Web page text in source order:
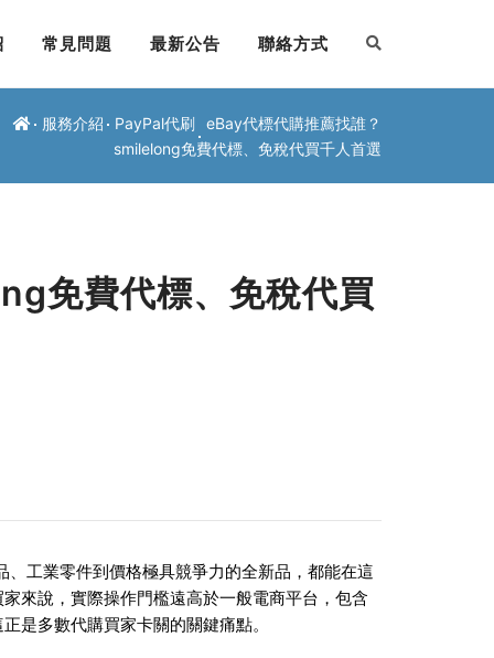
常見問題 最新公告 聯絡方式
服務介紹 PayPal代刷 eBay代標代購推薦找誰？
smilelong免費代標、免稅代買千人首選
免費代標、免稅代買
工業零件到價格極具競爭力的全新品，都能在這
來說，實際操作門檻遠高於一般電商平台，包含
是多數代購買家卡關的關鍵痛點。